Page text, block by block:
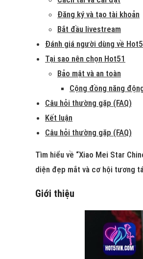
Đăng ký và tạo tài khoản
Bắt đầu livestream
Đánh giá người dùng về
Tại sao nên chọn Hot51
Bảo mật và an toàn
Cộng đồng năng
Câu hỏi thường gặp (FAQ)
Kết luận
Câu hỏi thường gặp (FAQ)
Tìm hiểu về “Xiao Mei Star
diện đẹp mắt và cơ hội tương
Giới thiệu